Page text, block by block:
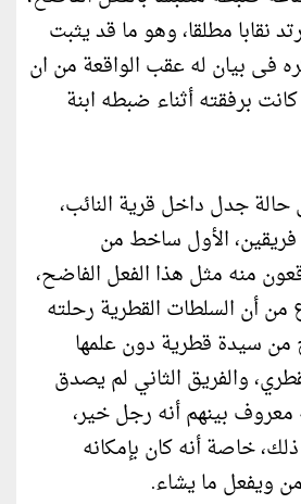
نقابا مطلقا، وهو ما قد يثبت
فى بيان له عقب الواقعة من ان
كانت برفقته أثناء ضبطه ابنة
جدل داخل قرية النائب،
فريقين، الأول ساخط من
منه مثل هذا الفعل الفاضح،
أن السلطات القطرية رحلته
من سيدة قطرية دون علمها
والفريق الثاني لم يصدق
معروف بينهم أنه رجل خير،
خاصة أنه كان بإمكانه
ويفعل ما يشاء.